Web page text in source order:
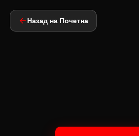
Назад на Почетна